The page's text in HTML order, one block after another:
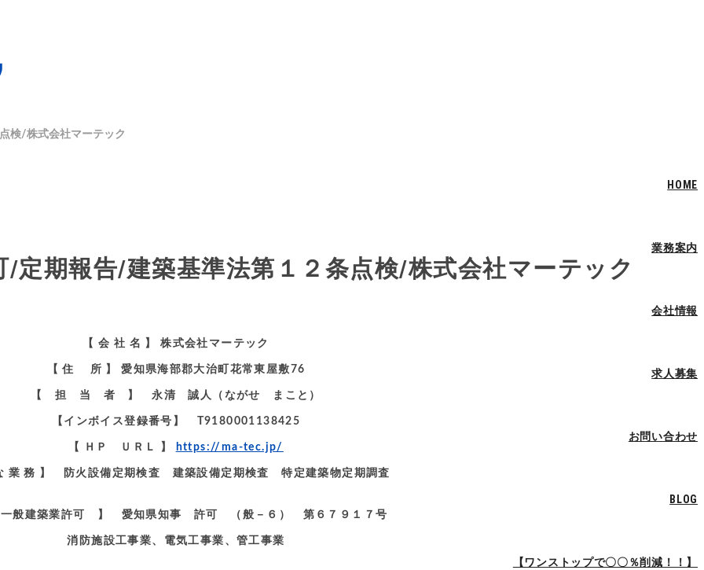
HOME
業務案内
会社情報
求人募集
お問い合わせ
BLOG
【ワンストップで〇〇％削減！！】
検/株式会社マーテック
定期報告/建築基準法第１２条点検/株式会社マーテック
【 会 社 名 】 株式会社マーテック
【 住 所 】 愛知県海部郡大治町花常東屋敷76
【 担 当 者 】 永清 誠人（ながせ まこと）
【インボイス登録番号】 T9180001138425
【 ＨＰ ＵＲＬ 】 https://ma-tec.jp/
業 務 】 防火設備定期検査 建築設備定期検査 特定建築物定期調査
建築業許可 】 愛知県知事 許可 （般－６） 第６７９１７号
消防施設工事業、電気工事業、管工事業